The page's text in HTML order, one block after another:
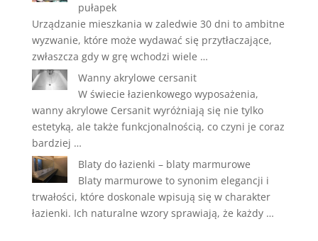
pułapek
Urządzanie mieszkania w zaledwie 30 dni to ambitne
wyzwanie, które może wydawać się przytłaczające,
zwłaszcza gdy w grę wchodzi wiele …
Wanny akrylowe cersanit
W świecie łazienkowego wyposażenia,
wanny akrylowe Cersanit wyróżniają się nie tylko
estetyką, ale także funkcjonalnością, co czyni je coraz
bardziej …
Blaty do łazienki – blaty marmurowe
Blaty marmurowe to synonim elegancji i
trwałości, które doskonale wpisują się w charakter
łazienki. Ich naturalne wzory sprawiają, że każdy …